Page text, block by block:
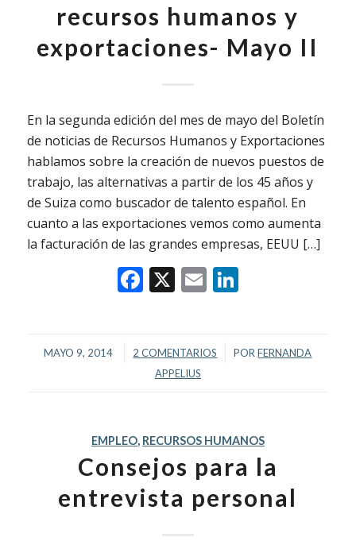
recursos humanos y
exportaciones- Mayo II
En la segunda edición del mes de mayo del Boletín
de noticias de Recursos Humanos y Exportaciones
hablamos sobre la creación de nuevos puestos de
trabajo, las alternativas a partir de los 45 años y
de Suiza como buscador de talento español. En
cuanto a las exportaciones vemos como aumenta
la facturación de las grandes empresas, EEUU […]
Facebook
X EmailLinkedIn
MAYO 9, 2014
/ 2 COMENTARIOS
/ PORFERNANDA
APPELIUS
EMPLEO, RECURSOS HUMANOS
Consejos para la
entrevista personal